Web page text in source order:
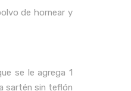
de hornear y
se le agrega 1
sartén sin teflón